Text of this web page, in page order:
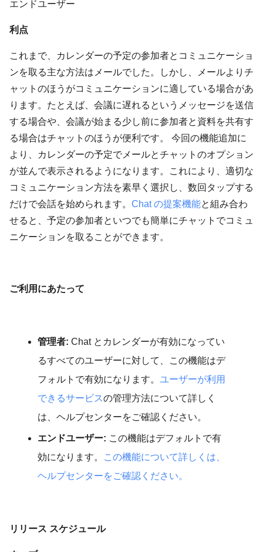
エンドユーザー
利点
これまで、カレンダーの予定の参加者とコミュニケーショ
ンを取る主な方法はメールでした。しかし、メールよりチ
ャットのほうがコミュニケーションに適している場合があ
ります。たとえば、会議に遅れるというメッセージを送信
する場合や、会議が始まる少し前に参加者と資料を共有す
る場合はチャットのほうが便利です。 今回の機能追加に
より、カレンダーの予定でメールとチャットのオプション
が並んで表示されるようになります。これにより、適切な
コミュニケーション方法を素早く選択し、数回タップする
だけで会話を始められます。 Chat の提案機能と組み合わ
せると、予定の参加者といつでも簡単にチャットでコミュ
ニケーションを取ることができます。
ご利用にあたって
管理者: Chat とカレンダーが有効になってい
るすべてのユーザーに対して、この機能はデ
フォルトで有効になります。 ユーザーが利用
できるサービスの管理方法について詳しく
は、ヘルプセンターをご確認ください。
エンドユーザー: この機能はデフォルトで有
効になります。
この機能について詳しくは、
ヘルプセンターをご確認ください。
リリース スケジュール